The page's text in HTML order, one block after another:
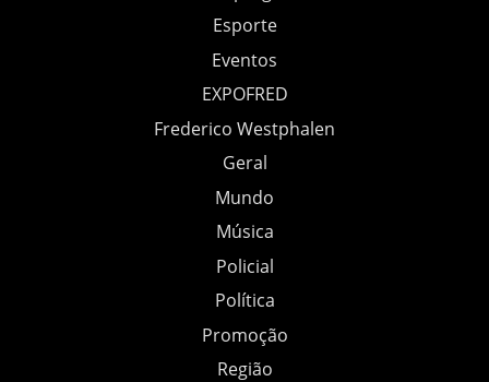
Esporte
Eventos
EXPOFRED
Frederico Westphalen
Geral
Mundo
Música
Policial
Política
Promoção
Região